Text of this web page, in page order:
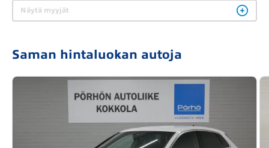
Näytä myyjät
Saman hintaluokan autoja